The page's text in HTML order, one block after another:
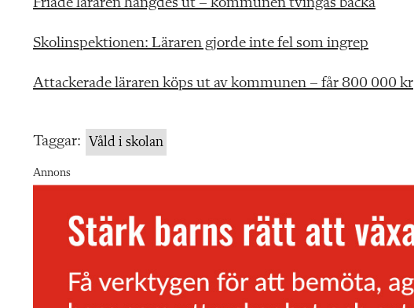
Friade läraren hängdes ut – kommunen tvingas backa
Skolinspektionen: Läraren gjorde inte fel som ingrep
Attackerade läraren köps ut av kommunen – får 800 000 kr
Taggar: Våld i skolan
Annons